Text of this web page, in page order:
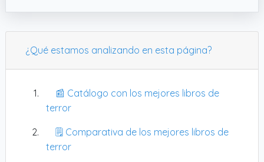
¿Qué estamos analizando en esta página?
📰 Catálogo con los mejores libros de
terror
🗒️ Comparativa de los mejores libros de
terror